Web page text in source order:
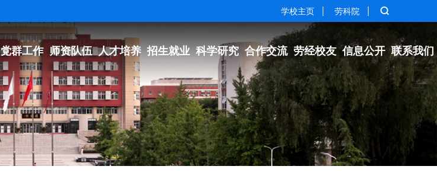
学校主页 劳科院
党群工作 师资队伍 人才培养 招生就业 科学研究 合作交流 劳经校友 信息公开 联系我们